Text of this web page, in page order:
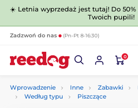
☀️ Letnia wyprzedaż jest tutaj! Do
Twoich pupili!
Zadzwoń do nas (Pn-Pt 8-16:30)
0
Wprowadzenie Inne Zabawki
Według typu
Piszczące